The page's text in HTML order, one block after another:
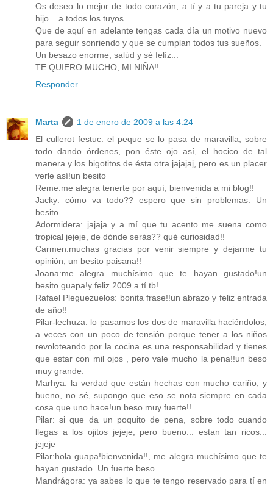
Os deseo lo mejor de todo corazón, a tí y a tu pareja y tu
hijo... a todos los tuyos.
Que de aquí en adelante tengas cada día un motivo nuevo
para seguir sonriendo y que se cumplan todos tus sueños.
Un besazo enorme, salúd y sé felíz...
TE QUIERO MUCHO, MI NIÑA!!
Responder
Marta
1 de enero de 2009 a las 4:24
El cullerot festuc: el peque se lo pasa de maravilla, sobre
todo dando órdenes, pon éste ojo así, el hocico de tal
manera y los bigotitos de ésta otra jajajaj, pero es un placer
verle así!un besito
Reme:me alegra tenerte por aquí, bienvenida a mi blog!!
Jacky: cómo va todo?? espero que sin problemas. Un
besito
Adormidera: jajaja y a mí que tu acento me suena como
tropical jejeje, de dónde serás?? qué curiosidad!!
Carmen:muchas gracias por venir siempre y dejarme tu
opinión, un besito paisana!!
Joana:me alegra muchísimo que te hayan gustado!un
besito guapa!y feliz 2009 a tí tb!
Rafael Pleguezuelos: bonita frase!!un abrazo y feliz entrada
de año!!
Pilar-lechuza: lo pasamos los dos de maravilla haciéndolos,
a veces con un poco de tensión porque tener a los niños
revoloteando por la cocina es una responsabilidad y tienes
que estar con mil ojos , pero vale mucho la pena!!un beso
muy grande.
Marhya: la verdad que están hechas con mucho cariño, y
bueno, no sé, supongo que eso se nota siempre en cada
cosa que uno hace!un beso muy fuerte!!
Pilar: si que da un poquito de pena, sobre todo cuando
llegas a los ojitos jejeje, pero bueno... estan tan ricos...
jejeje
Pilar:hola guapa!bienvenida!!, me alegra muchísimo que te
hayan gustado. Un fuerte beso
Mandrágora: ya sabes lo que te tengo reservado para tí en